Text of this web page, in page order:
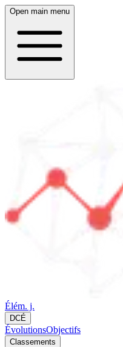
Open main menu
Élém. j.
DCÉ
ÉvolutionsObjectifs
Classements